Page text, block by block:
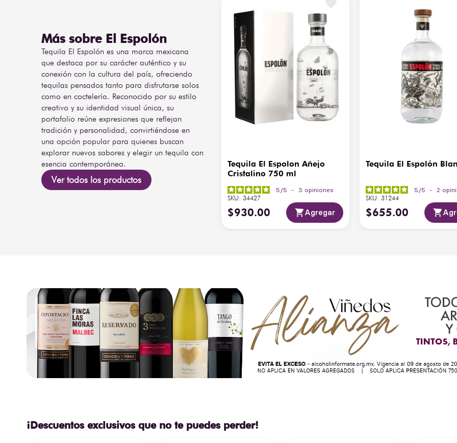
Más sobre El Espolón
Tequila El Espolón es una marca mexicana
que destaca por su carácter auténtico y su
conexión con la cultura del país, ofreciendo
tequilas pensados tanto para disfrutarse solos
como en coctelería. Reconocido por su estilo
creativo y su identidad visual única, su
portafolio reúne expresiones que reflejan
tradición y personalidad, convirtiéndose en
una opción popular para quienes buscan
explorar nuevos sabores y elegir un tequila con
esencia contemporánea.
Ver todos los productos
Tequila El Espolon Añejo
Cristalino 750 ml
5 /5 - 3 opiniones
SKU: 34427
$930.00 Agregar
Tequila El Espolón
5 /5 - 2
SKU:31244
$655.00
¡Descuentos exclusivos que no te puedes perder!